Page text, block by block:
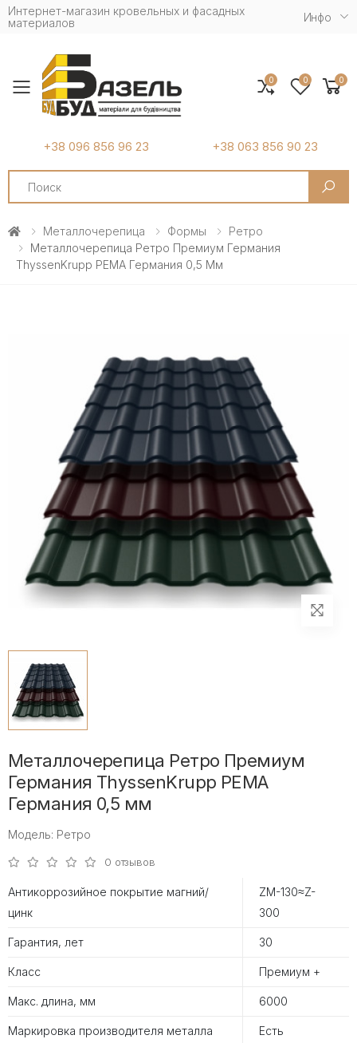
Интернет-магазин кровельных и фасадных
материалов
Инфо
Toggle mobile menu
+38 096 856 96 23 +38 063 856 90 23
Search
0 0 0
Металлочерепица Формы
Ретро
Металлочерепица Ретро Премиум Германия
ThyssenKrupp PEMA Германия 0,5 Мм
Металлочерепица Ретро Премиум
Германия ThyssenKrupp PEMA
Германия 0,5 мм
Модель: Ретро
0 отзывов
Антикоррозийное покрытие магний/
цинк
ZM-130≈Z-
300
Гарантия, лет 30
Класс Премиум +
Макс. длина, мм 6000
Маркировка производителя металла Есть